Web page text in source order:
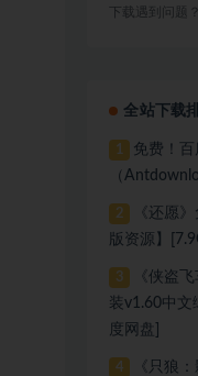
下载遇到问题
全站下载
1
免费！
（
2
《还愿
版资源】
3
《侠盗
装v1.60中文
度网盘]
4
《只狼